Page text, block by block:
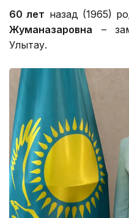
60 лет назад (1965)
Жуманазаровна –
Улытау.